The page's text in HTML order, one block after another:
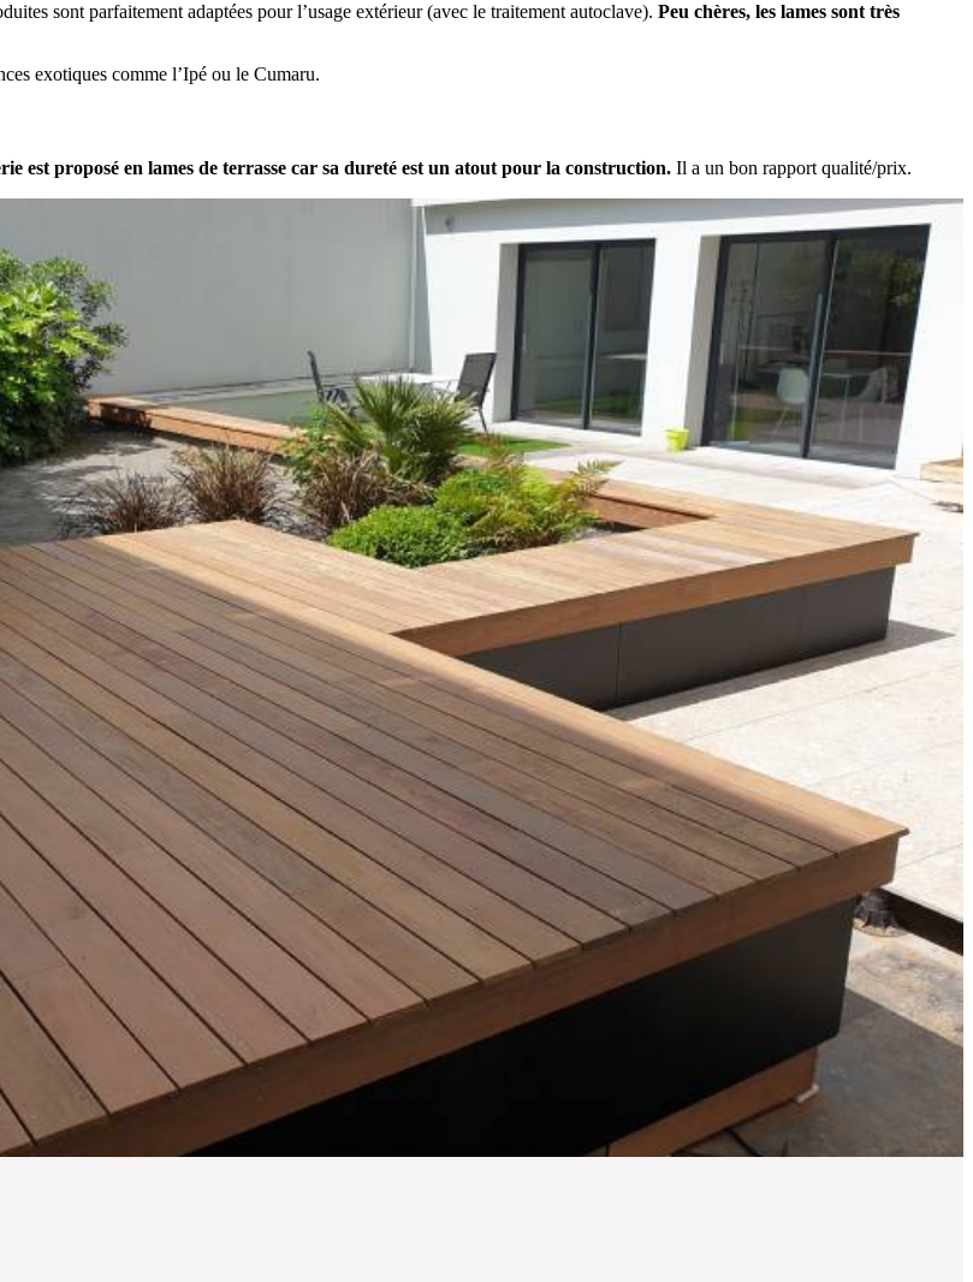
sont parfaitement adaptées pour l’usage extérieur (avec le traitement autoclave). Peu chères, les lames sont très
exotiques comme l’Ipé ou le Cumaru.
est proposé en lames de terrasse car sa dureté est un atout pour la construction. Il a un bon rapport qualité/prix.